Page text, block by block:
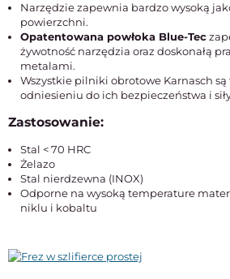
Narzędzie zapewnia bardzo wysoką
powierzchni.
Opatentowana powłoka Blue-Tec
żywotność narzędzia oraz doskonałą
metalami.
Wszystkie pilniki obrotowe Karnasch
odniesieniu do ich bezpieczeństwa i
Zastosowanie:
Stal < 70 HRC
Żelazo
Stal nierdzewna (INOX)
Odporne na wysoką temperature
niklu i kobaltu